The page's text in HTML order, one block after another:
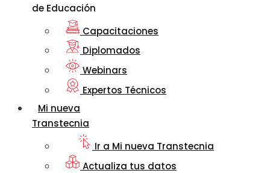
de Educación
Capacitaciones
Diplomados
Webinars
Expertos Técnicos
Mi nueva
Transtecnia
Ir a Mi nueva Transtecnia
Actualiza tus datos